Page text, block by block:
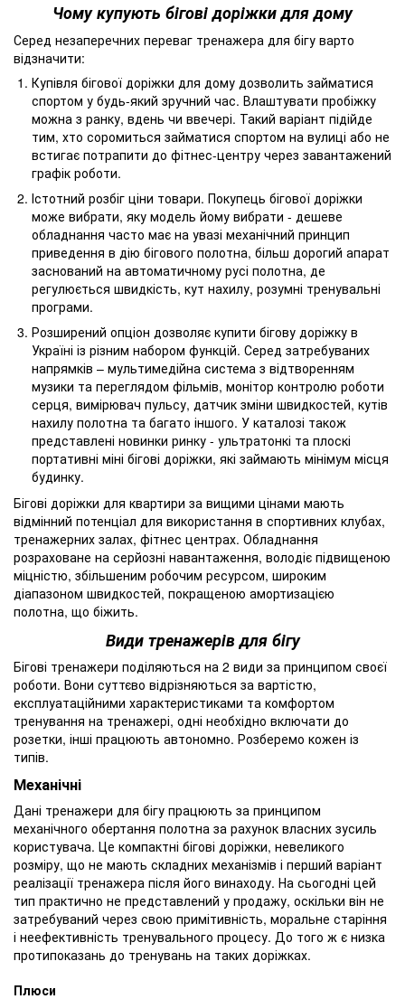
Чому купують бігові доріжки для дому
Серед незаперечних переваг тренажера для бігу варто
відзначити:
Купівля бігової доріжки для дому дозволить займатися
спортом у будь-який зручний час. Влаштувати пробіжку
можна з ранку, вдень чи ввечері. Такий варіант підійде
тим, хто соромиться займатися спортом на вулиці або не
встигає потрапити до фітнес-центру через завантажений
графік роботи.
Істотний розбіг ціни товари. Покупець бігової доріжки
може вибрати, яку модель йому вибрати - дешеве
обладнання часто має на увазі механічний принцип
приведення в дію бігового полотна, більш дорогий апарат
заснований на автоматичному русі полотна, де
регулюється швидкість, кут нахилу, розумні тренувальні
програми.
Розширений опціон дозволяє купити бігову доріжку в
Україні із різним набором функцій. Серед затребуваних
напрямків – мультимедійна система з відтворенням
музики та переглядом фільмів, монітор контролю роботи
серця, вимірювач пульсу, датчик зміни швидкостей, кутів
нахилу полотна та багато іншого. У каталозі також
представлені новинки ринку - ультратонкі та плоскі
портативні міні бігові доріжки, які займають мінімум місця
будинку.
Бігові доріжки для квартири за вищими цінами мають
відмінний потенціал для використання в спортивних клубах,
тренажерних залах, фітнес центрах. Обладнання
розраховане на серйозні навантаження, володіє підвищеною
міцністю, збільшеним робочим ресурсом, широким
діапазоном швидкостей, покращеною амортизацією
полотна, що біжить.
Види тренажерів для бігу
Бігові тренажери поділяються на 2 види за принципом своєї
роботи. Вони суттєво відрізняються за вартістю,
експлуатаційними характеристиками та комфортом
тренування на тренажері, одні необхідно включати до
розетки, інші працюють автономно. Розберемо кожен із
типів.
Механічні
Дані тренажери для бігу працюють за принципом
механічного обертання полотна за рахунок власних зусиль
користувача. Це компактні бігові доріжки, невеликого
розміру, що не мають складних механізмів і перший варіант
реалізації тренажера після його винаходу. На сьогодні цей
тип практично не представлений у продажу, оскільки він не
затребуваний через свою примітивність, моральне старіння
і неефективність тренувального процесу. До того ж є низка
протипоказань до тренувань на таких доріжках.
Плюси